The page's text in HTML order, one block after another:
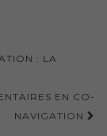
: LA
EN CO-
NAVIGATION